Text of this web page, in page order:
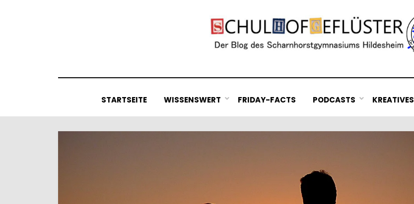
STARTSEITE WISSENSWERT FRIDAY-FACTS PODCASTS KREATIVES